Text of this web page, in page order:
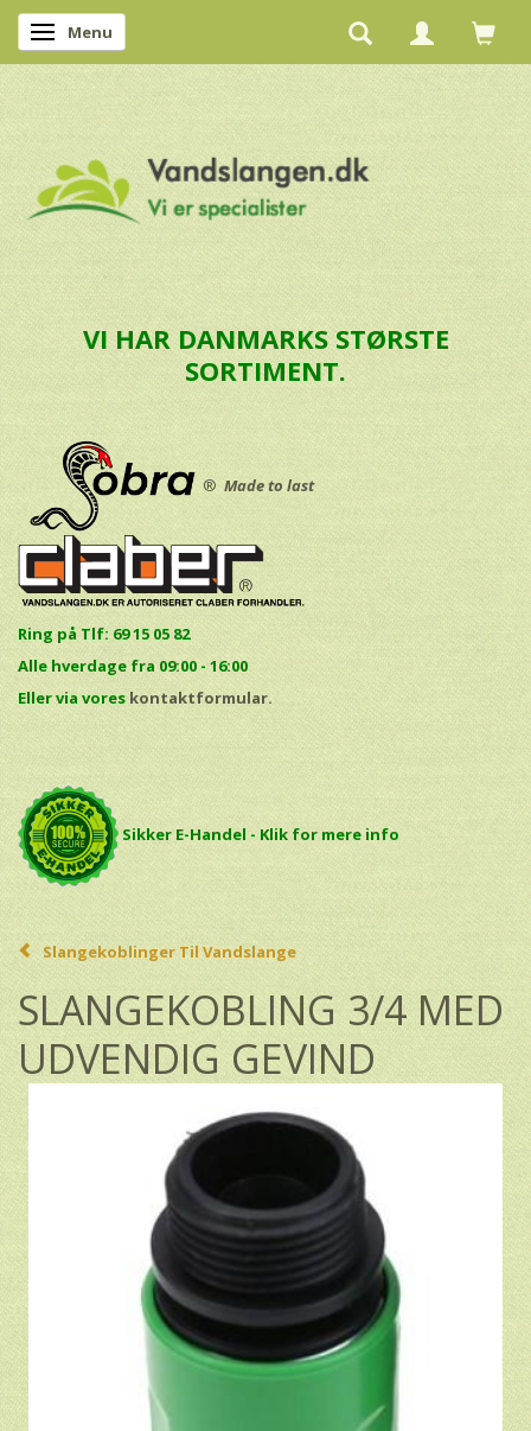
Skifte navigation
Menu
VI HAR DANMARKS STØRSTE
SORTIMENT.
® Made to last
Ring på Tlf: 69 15 05 82
Alle hverdage fra 09:00 - 16:00
Eller via vores kontaktformular.
Sikker E-Handel - Klik for mere info
Slangekoblinger Til Vandslange
SLANGEKOBLING 3/4 MED
UDVENDIG GEVIND